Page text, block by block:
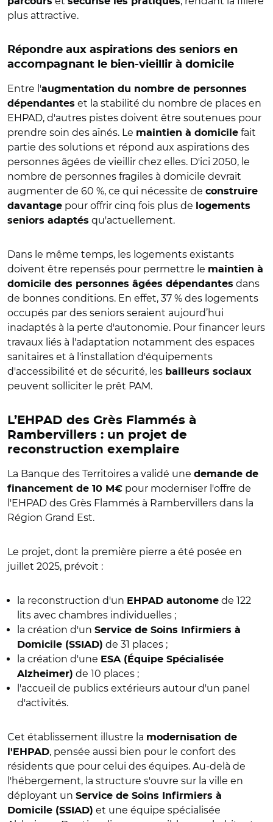
plus attractive.
Répondre aux aspirations des seniors en
accompagnant le bien-vieillir à domicile
Entre l'augmentation du nombre de personnes
dépendantes et la stabilité du nombre de places en
EHPAD, d'autres pistes doivent être soutenues pour
prendre soin des aînés. Le maintien à domicile fait
partie des solutions et répond aux aspirations des
personnes âgées de vieillir chez elles. D'ici 2050, le
nombre de personnes fragiles à domicile devrait
augmenter de 60 %, ce qui nécessite de construire
davantage pour offrir cinq fois plus de
logements
seniors adaptés qu'actuellement.
Dans le même temps, les logements existants
doivent être repensés pour permettre le maintien à
domicile des personnes âgées dépendantes dans
de bonnes conditions. En effet, 37 % des logements
occupés par des seniors seraient aujourd’hui
inadaptés à la perte d'autonomie. Pour financer leurs
travaux liés à l'adaptation notamment des espaces
sanitaires et à l'installation d'équipements
d'accessibilité et de sécurité, les bailleurs sociaux
peuvent solliciter le prêt PAM.
L’EHPAD des Grès Flammés à
Rambervillers : un projet de
reconstruction exemplaire
La Banque des Territoires a validé une demande de
financement de 10 M€ pour moderniser l'offre de
l'EHPAD des Grès Flammés à Rambervillers dans la
Région Grand Est.
Le projet, dont la première pierre a été posée en
juillet 2025, prévoit :
la reconstruction d'un EHPAD autonome de 122
lits avec chambres individuelles ;
la création d'un Service de Soins Infirmiers à
Domicile (SSIAD) de 31 places ;
la création d'une ESA (Équipe Spécialisée
Alzheimer) de 10 places ;
l'accueil de publics extérieurs autour d'un panel
d'activités.
Cet établissement illustre la modernisation de
l'EHPAD, pensée aussi bien pour le confort des
résidents que pour celui des équipes. Au-delà de
l'hébergement, la structure s'ouvre sur la ville en
déployant un Service de Soins Infirmiers à
Domicile (SSIAD) et une équipe spécialisée